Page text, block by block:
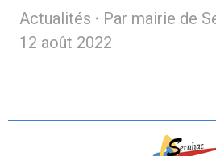
Actualités Par mairie de
12 août 2022